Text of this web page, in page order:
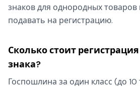
знаков для однородных
подавать на регистрацию.
Сколько стоит
знака?
Госпошлина за один класс (до